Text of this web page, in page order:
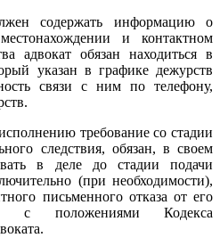
содержать информацию о
и контактном
адвокат обязан находиться в
указан в графике дежурств
связи с ним по телефону,
требование со стадии
следствия, обязан, в своем
в деле до стадии подачи
(при необходимости),
письменного отказа от его
с положениями Кодекса